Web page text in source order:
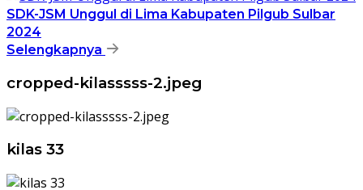
SDK-JSM Unggul di Lima Kabupaten Pilgub Sulbar
2024
Selengkapnya
cropped-kilasssss-2.jpeg
kilas 33